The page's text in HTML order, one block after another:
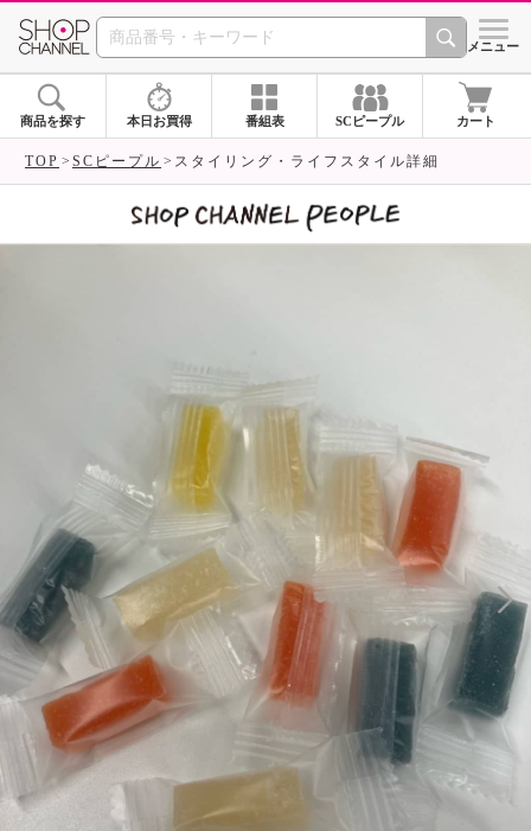
SHOP CHANNEL シメニュー
商品を探す 本日お買得 番組表 SCピープル カート
TOP SCピープル スタイリング・ライフスタイル詳細